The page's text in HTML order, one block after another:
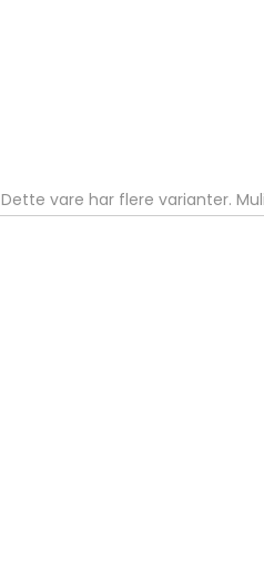
Dette vare har flere varianter.